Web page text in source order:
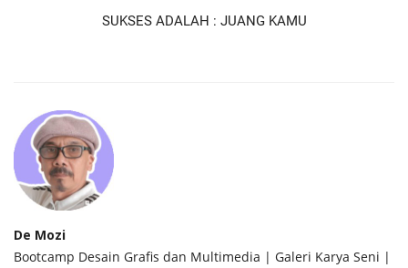
SUKSES ADALAH : JUANG KAMU
De Mozi
Bootcamp Desain Grafis dan Multimedia | Galeri Karya Seni |